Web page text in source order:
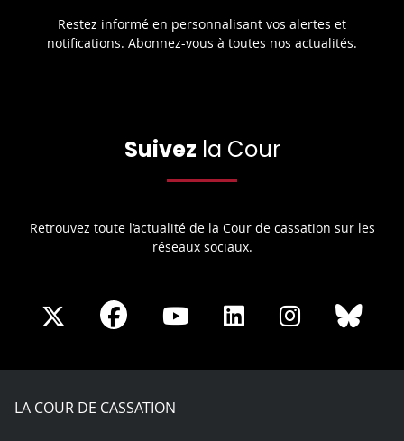
Restez informé en personnalisant vos alertes et
notifications. Abonnez-vous à toutes nos actualités.
Suivez la Cour
Retrouvez toute l’actualité de la Cour de cassation sur les
réseaux sociaux.
Share
X
Share
Facebook
Share
Youtube
Share
LinkedIn
Share
Instagram
LA COUR DE CASSATION